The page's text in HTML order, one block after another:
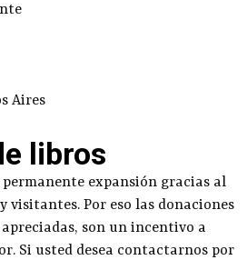
Aires
libros
expansión gracias al
visitantes. Por eso las donaciones
son un incentivo a
Si usted desea contactarnos por